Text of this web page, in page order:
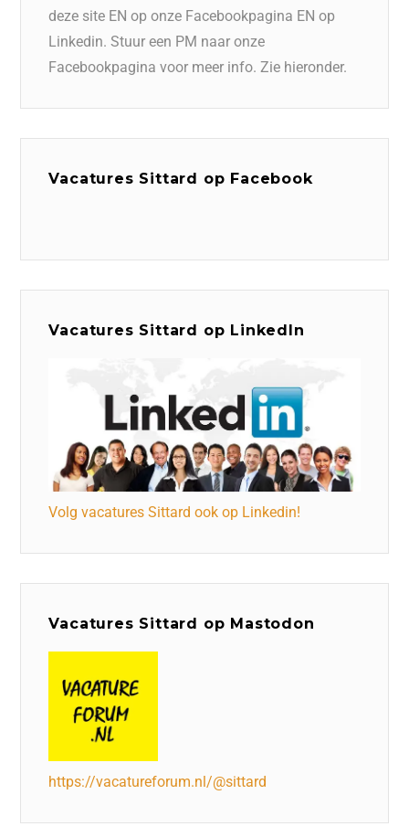
deze site EN op onze Facebookpagina EN op
Linkedin. Stuur een PM naar onze
Facebookpagina voor meer info. Zie hieronder.
Vacatures Sittard op Facebook
Vacatures Sittard op LinkedIn
Volg vacatures Sittard ook op Linkedin!
Vacatures Sittard op Mastodon
https://vacatureforum.nl/@sittard